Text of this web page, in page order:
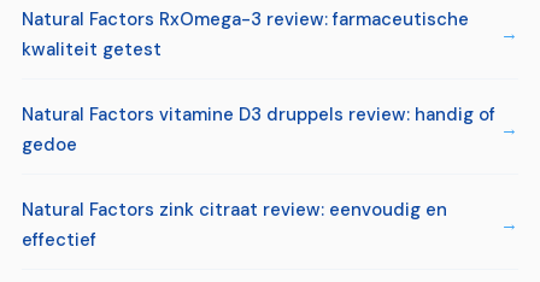
Natural Factors RxOmega-3 review: farmaceutische
kwaliteit getest
Natural Factors vitamine D3 druppels review: handig of
gedoe
Natural Factors zink citraat review: eenvoudig en
effectief